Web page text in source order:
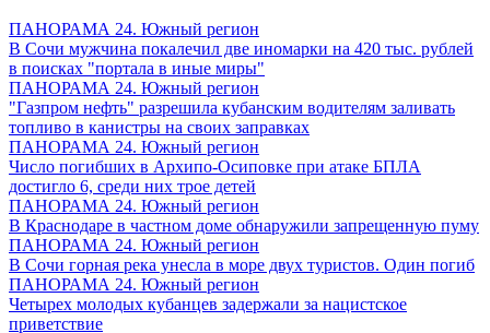
ПАНОРАМА 24. Южный регион
В Сочи мужчина покалечил две иномарки на 420 тыс. рублей
в поисках "портала в иные миры"
ПАНОРАМА 24. Южный регион
"Газпром нефть" разрешила кубанским водителям заливать
топливо в канистры на своих заправках
ПАНОРАМА 24. Южный регион
Число погибших в Архипо-Осиповке при атаке БПЛА
достигло 6, среди них трое детей
ПАНОРАМА 24. Южный регион
В Краснодаре в частном доме обнаружили запрещенную пуму
ПАНОРАМА 24. Южный регион
В Сочи горная река унесла в море двух туристов. Один погиб
ПАНОРАМА 24. Южный регион
Четырех молодых кубанцев задержали за нацистское
приветствие